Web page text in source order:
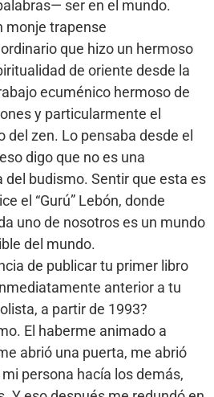
ser en el mundo.
monje trapense
que hizo un hermoso
de oriente desde la
ecuménico hermoso de
y particularmente el
del zen. Lo pensaba desde el
digo que no es una
del budismo. Sentir que esta es
el “Gurú” Lebón, donde
uno de nosotros es un mundo
del mundo.
de publicar tu primer libro
anterior a tu
a partir de 1993?
El haberme animado a
abrió una puerta, me abrió
persona hacía los demás,